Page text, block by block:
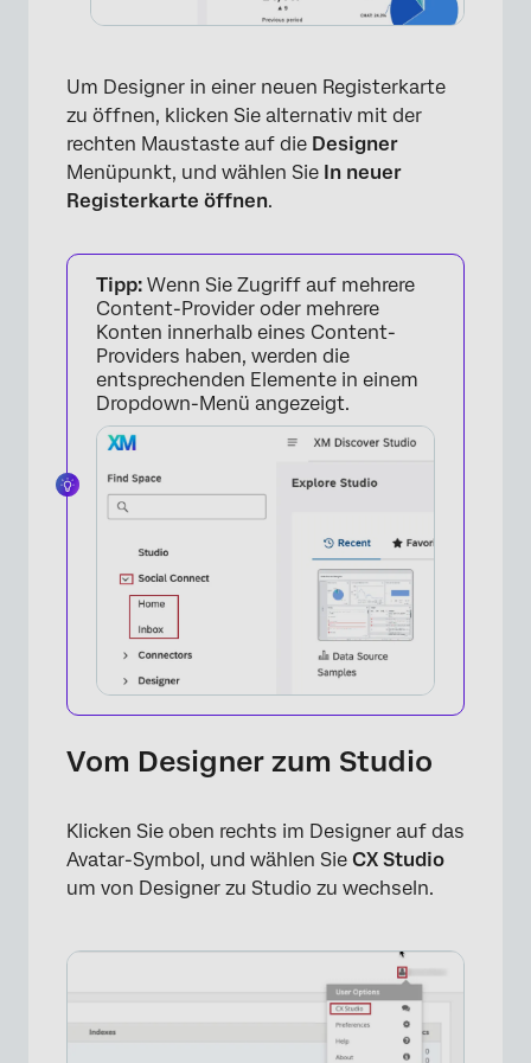
×
Um Designer in einer neuen Registerkarte
zu öffnen, klicken Sie alternativ mit der
rechten Maustaste auf die Designer
Menüpunkt, und wählen Sie In neuer
Registerkarte öffnen.
Tipp: Wenn Sie Zugriff auf mehrere
Content-Provider oder mehrere
Konten innerhalb eines Content-
Providers haben, werden die
entsprechenden Elemente in einem
Dropdown-Menü angezeigt.
Vom Designer zum Studio
Klicken Sie oben rechts im Designer auf das
Avatar-Symbol, und wählen Sie CX Studio
um von Designer zu Studio zu wechseln.